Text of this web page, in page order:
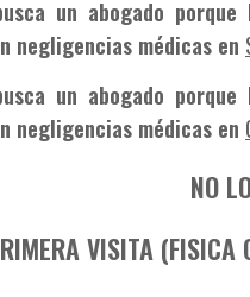
un abogado
negligencias médicas en
un abogado
negligencias médicas en
NO
VISITA (FISICA